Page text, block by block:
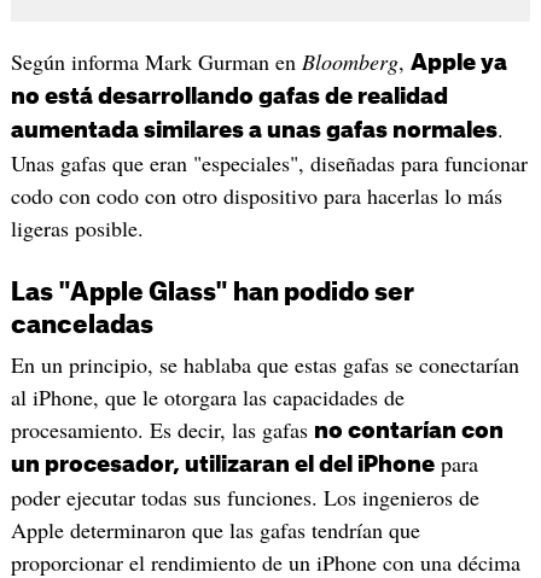
Según informa Mark Gurman en Bloomberg, Apple ya
no está desarrollando gafas de realidad
aumentada similares a unas gafas normales.
Unas gafas que eran "especiales", diseñadas para funcionar
codo con codo con otro dispositivo para hacerlas lo más
ligeras posible.
Las "Apple Glass" han podido ser
canceladas
En un principio, se hablaba que estas gafas se conectarían
al iPhone, que le otorgara las capacidades de
procesamiento. Es decir, las gafas no contarían con
un procesador, utilizaran el del iPhonepara
poder ejecutar todas sus funciones. Los ingenieros de
Apple determinaron que las gafas tendrían que
proporcionar el rendimiento de un iPhone con una décima